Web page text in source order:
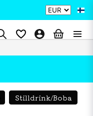
Stilldrink/Boba